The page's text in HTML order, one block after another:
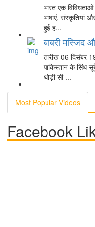
भारत एक
भाषाएं, संस्कृतियां
हुई ह...
बाबरी मस्जिद
तारीख 06 दिसंबर
पाकिस्तान के सिंध
थोड़ी सी ...
Most Popular Videos
Facebook